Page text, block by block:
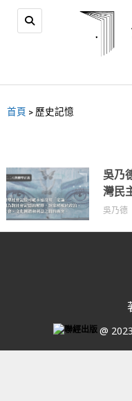
首頁 > 歷史記憶
吳乃
灣民
吳乃德
@